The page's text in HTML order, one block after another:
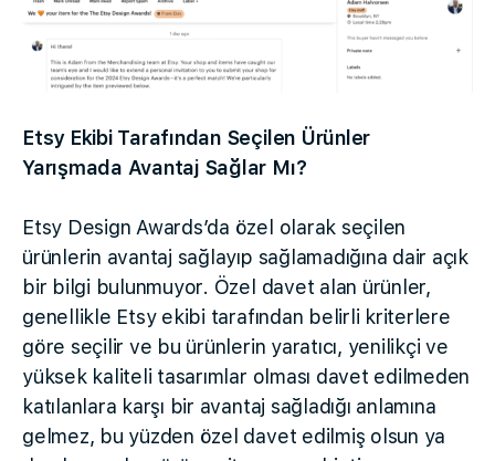
Etsy Ekibi Tarafından Seçilen Ürünler
Yarışmada Avantaj Sağlar Mı?
Etsy Design Awards’da özel olarak seçilen
ürünlerin avantaj sağlayıp sağlamadığına dair açık
bir bilgi bulunmuyor. Özel davet alan ürünler,
genellikle Etsy ekibi tarafından belirli kriterlere
göre seçilir ve bu ürünlerin yaratıcı, yenilikçi ve
yüksek kaliteli tasarımlar olması davet edilmeden
katılanlara karşı bir avantaj sağladığı anlamına
gelmez, bu yüzden özel davet edilmiş olsun ya